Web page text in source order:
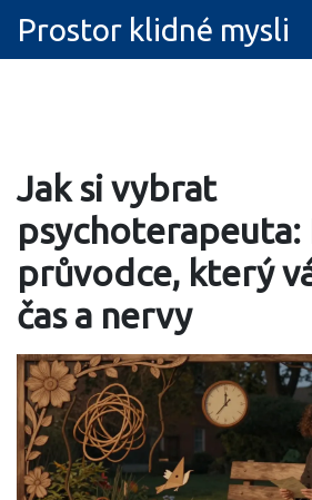
Prostor klidné mysli
Jak si vybrat
psychoterapeuta:
průvodce, který
čas a nervy